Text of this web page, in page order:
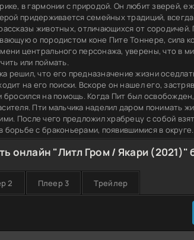
в гармонии с природой. Он любит зверей,
придерживается семейных традиций,
животных, отличающихся от
о породистом коне Пите Тоннере, сила
центрального персонажа, уверены, что в
или поймать.
решил, что его предназначение жизни
на его поиски. Вскоре он нашел его,
бросился на помощь. Когда Пит был
Пти мальчика наделил даром понимать
После чего предложил храбрецу с собой
борьбе с браконьерами, появившимися в округе.
онлайн "Литл Гром / Якари (2021)"
2 Плеер 3 Трейлер